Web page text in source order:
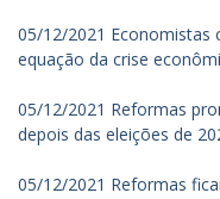
05/12/2021 Economistas
equação da crise
05/12/2021 Reformas
depois das eleições de
05/12/2021 Reformas